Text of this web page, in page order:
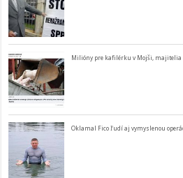
Milióny pre kafilérku v Mojši,
Oklamal Fico ľudí aj vymyslenou